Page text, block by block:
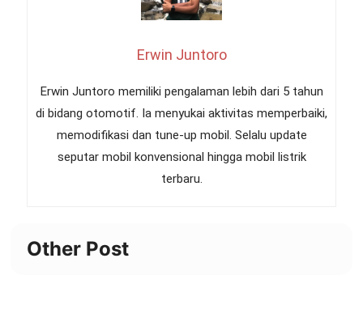
Erwin Juntoro
Erwin Juntoro memiliki pengalaman lebih dari 5 tahun
di bidang otomotif. Ia menyukai aktivitas memperbaiki,
memodifikasi dan tune-up mobil. Selalu update
seputar mobil konvensional hingga mobil listrik
terbaru.
Other Post